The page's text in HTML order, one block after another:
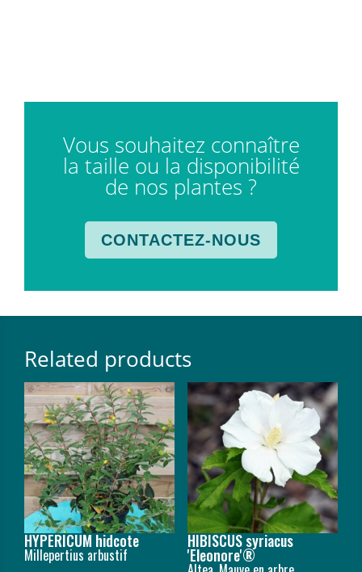
Vous souhaitez connaître
la taille ou la disponibilité
de nos plantes ?
CONTACTEZ-NOUS
Related products
HYPERICUM hidcote
Millepertius arbustif
HIBISCUS syriacus
'Eleonore'®